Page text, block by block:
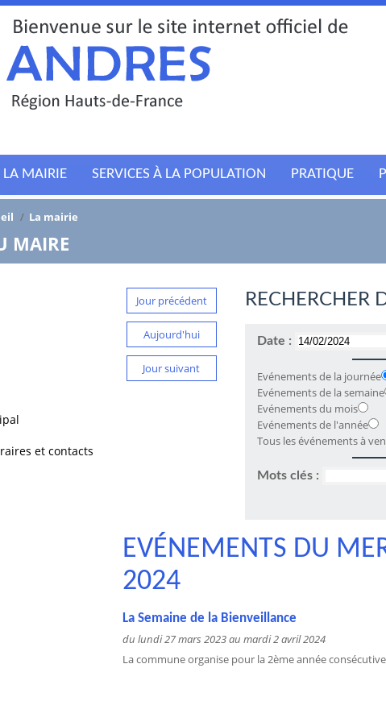
LA MAIRIE SERVICES À LA POPULATION PRATIQUE
/ La mairie
MAIRE
et contacts
Jour précédent
Aujourd'hui
Jour suivant
RECHERCHER
Date :
Evénements de la journée
Evénements de la semaine
Evénements du mois
Evénements de l'année
Tous les événements à
Mots clés :
EVÉNEMENTS DU
2024
La Semaine de la Bienveillance
du lundi 27 mars 2023 au mardi 2 avril 2024
La commune organise pour la 2ème année